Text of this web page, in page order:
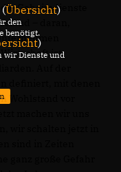
Geheimdienste
– daran,
Wirtschaft ist
Auf der
Wohlstand vor
Übersicht)
den
benötigt.
)
wir Dienste und